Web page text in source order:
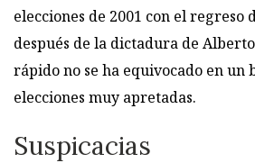
elecciones de 2001 con el regreso
después de la dictadura de
rápido no se ha equivocado en un
elecciones muy apretadas.
Suspicacias